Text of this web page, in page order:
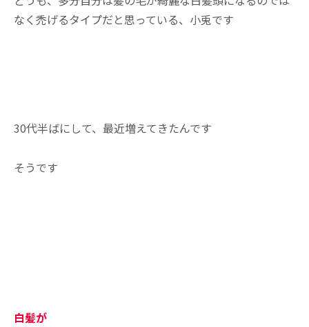
なく禿げるタイプだと思っている、小兎です
30代半ばにして、最近増えてきたんです
そうです
白髪が